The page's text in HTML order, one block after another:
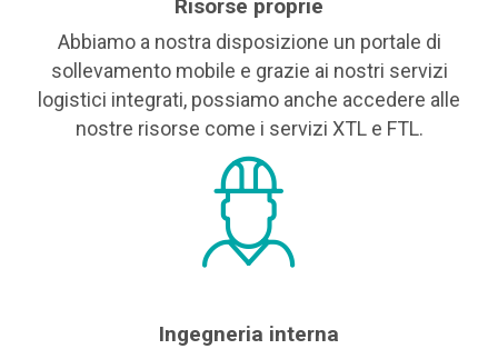
Risorse proprie
Abbiamo a nostra disposizione un portale di
sollevamento mobile e grazie ai nostri servizi
logistici integrati, possiamo anche accedere alle
nostre risorse come i servizi XTL e FTL.
Ingegneria interna